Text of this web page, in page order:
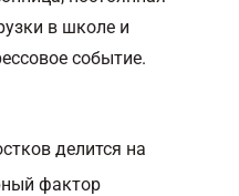
в школе и
событие.
делится на
фактор